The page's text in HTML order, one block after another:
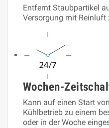
Entfernt Staubpartikel
Versorgung mit Reinluft
Wochen-
Kann auf einen Start
Kühlbetrieb zu einem
oder in der Woche